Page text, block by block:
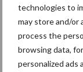
technologies to
may store and/or
process the
browsing data,
personalized ads